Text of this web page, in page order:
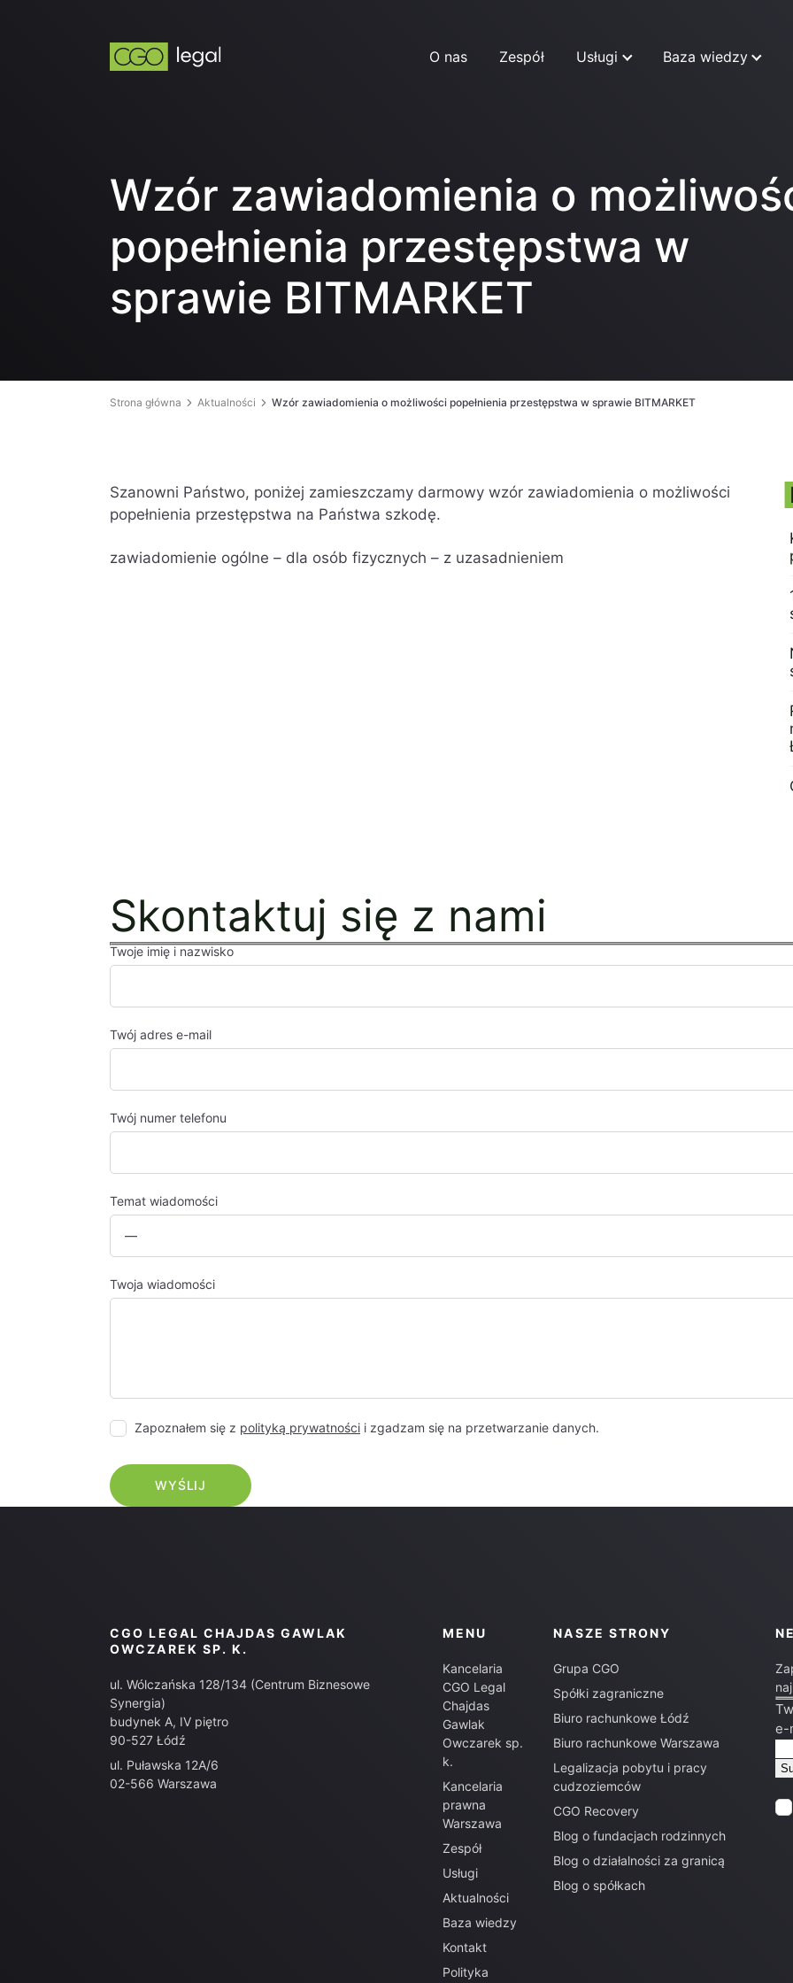
O nas Zespół Usługi Baza wiedzy
Wzór zawiadomienia o
popełnienia przestępstwa w
sprawie BITMARKET
Strona główna Aktualności Wzór zawiadomienia o możliwości popełnienia przestępstwa w sprawie BITMARKET
Szanowni Państwo, poniżej zamieszczamy darmowy wzór zawiadomienia o możliwości
popełnienia przestępstwa na Państwa szkodę.
zawiadomienie ogólne – dla osób fizycznych – z uzasadnieniem
Skontaktuj się z nami
Twoje imię i nazwisko
Twój adres e-mail
Twój numer telefonu
Temat wiadomości
Twoja wiadomości
Zapoznałem się z polityką prywatności i zgadzam się na przetwarzanie danych.
CGO LEGAL CHAJDAS GAWLAK
OWCZAREK SP. K.
ul. Wólczańska 128/134 (Centrum Biznesowe
Synergia)
budynek A, IV piętro
90-527 Łódź
ul. Puławska 12A/6
02-566 Warszawa
MENU
Kancelaria
CGO Legal
Chajdas
Gawlak
Owczarek sp.
k.
Kancelaria
prawna
Warszawa
Zespół
Usługi
Aktualności
Baza wiedzy
Kontakt
Polityka
NASZE STRONY
Grupa CGO
Spółki zagraniczne
Biuro rachunkowe Łódź
Biuro rachunkowe Warszawa
Legalizacja pobytu i pracy
cudzoziemców
CGO Recovery
Blog o fundacjach rodzinnych
Blog o działalności za granicą
Blog o spółkach
e-